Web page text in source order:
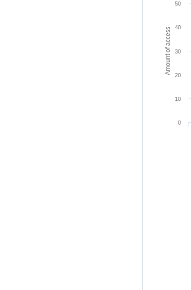
Amount of access
0
10
20
30
40
50